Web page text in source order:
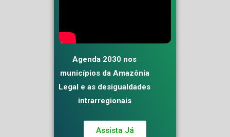
Agenda 2030 nos
municípios da Amazônia
Legal e as desigualdades
intrarregionais
Assista Já